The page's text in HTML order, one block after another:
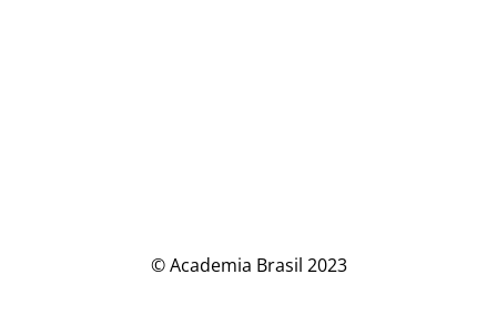
© Academia Brasil 2023